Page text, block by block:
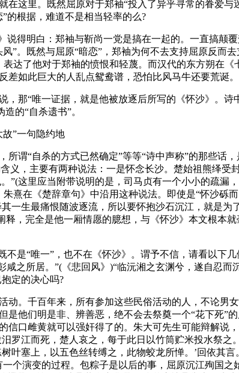
这里。既然屈原对于郑袖“投入了异乎寻常的眷爱
的根据，难道不是相当轻率的么?
得明白：郑袖与靳尚一党是搞在一起的。一直搞颠
”。既然与屈原“暗恋”，郑袖为何不去支持屈原反而
达了他对于郑袖的愤恨和轻蔑。而汉代的东方朔在
如此巨大的人乱点鸳鸯谱，恐怕比风马牛还要荒诞。
“唯一证据，就是他被放逐后所写的《怀沙》。诗
的“自杀遗书”。
”一句隐约地
“自杀的方式已然确定”等等“诗中声称”的那些话
义，主要有两种说法：一是怀念长沙。楚始祖熊绎受
”(这里应当附带说明的是，司马贞有一个小小的疏
熹在《楚辞章句》中沿用这种说法。即使是“怀沙砾
一生最痛恨随波逐流，所以要怀抱沙石沉江，就是
，完全是他一厢情愿的臆想，与《怀沙》本文根本
“唯一”，也不在《怀沙》。谓予不信，请看以下
之所居。”(《悲回风》)“临沅湘之玄渊兮，遂自忍
定的决心吗?
千百年来，所有参加这些民俗活动的人，不论男
他们明是非、辨善恶，绝不会去祭奠一个“花下死”
口雌黄就可以强奸得了的。朱大可先生可能辩解说
罗江而死，楚人哀之，每于此日以竹筒贮米投水祭
叶塞上，以五色丝转缚之，此物蛟龙所惮。’回依其
个演变的过程。包粽子是以后的事，屈原沉江殉国